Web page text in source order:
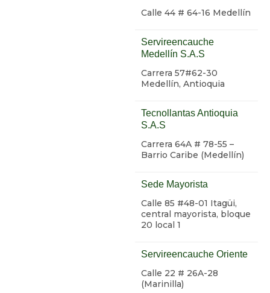
Calle 44 # 64-16 Medellín
Servireencauche
Medellín S.A.S
Carrera 57#62-30
Medellín, Antioquia
Tecnollantas Antioquia
S.A.S
Carrera 64A # 78-55 –
Barrio Caribe (Medellín)
Sede Mayorista
Calle 85 #48-01 Itagüi,
central mayorista, bloque
20 local 1
Servireencauche Oriente
Calle 22 # 26A-28
(Marinilla)